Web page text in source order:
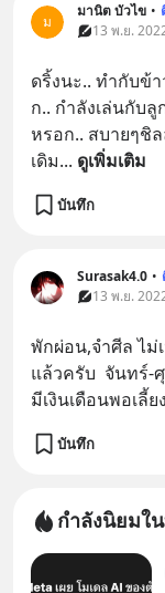
ม
มานิต บัวไข •
13 พ.ย.
ดริ้ง​นะ.. ท​ำ​กับ​ข้
ก.. กำลัง​เล่น​กับ​ลู
หรอ​ก.. สบาย​ๆชิ
เดิม... ดูเพิ่มเติม
บันทึก
Surasak4.0 •
13 พ.ย.
พักผ่อน,จำศีล ไม่
แล้วครับ  จันทร์-
มีเงินเดือนพอเลี้
บันทึก
กำลังนิยมใ